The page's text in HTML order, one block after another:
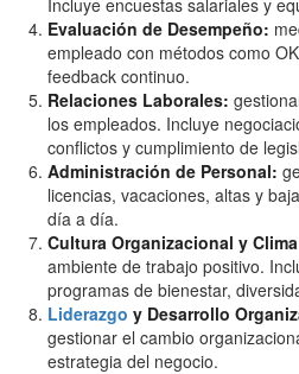
Evaluación de Desempeño:
empleado con métodos como
feedback continuo.
Relaciones Laborales:
los empleados. Incluye
conflictos y cumplimiento de
Administración de Personal:
licencias, vacaciones, altas y
día a día.
Cultura Organizacional y
ambiente de trabajo positivo.
programas de bienestar,
Liderazgo y Desarrollo
gestionar el cambio
estrategia del negocio.